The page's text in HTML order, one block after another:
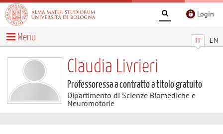
Login
IT EN
Menu
Claudia Livrieri
Professoressa a contratto a titolo gratuito
Dipartimento di Scienze Biomediche e
Neuromotorie